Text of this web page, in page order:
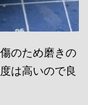
のため磨きの
は高いので良